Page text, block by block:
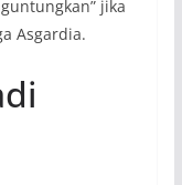
jika
Asgardia.